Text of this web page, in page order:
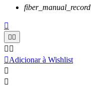
fiber_manual_record

 
 
Adicionar à Wishlist

